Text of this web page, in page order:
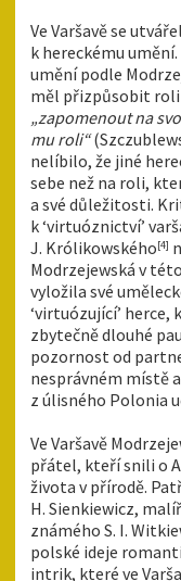
Ve Varšavě se
k hereckému
umění podle
měl přizpůsobit
„zapomenout na
mu roli“
nelíbilo, že jiné
sebe než na roli,
a své důležitosti.
k ‘virtuóznictví’
J. Królikowského[4]
Modrzejewská v
vyložila své
‘virtuózu­jící’ herce,
zbytečně dlouhé
pozornost od
nesprávném místě
z úlisného Polonia
Ve Varšavě
přátel, kteří snili o
života v přírodě.
H. Sienkiewicz,
známého S. I.
polské ideje
intrik, které ve